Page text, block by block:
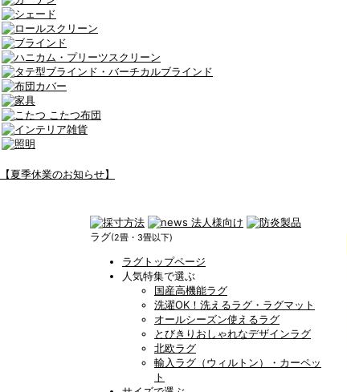
【夏季休業のお知らせ】
ラグ(2畳・3畳以下)
ラグトップページ
人気特集で選ぶ
国産高機能ラグ
洗濯OK！洗えるラグ・ラグマット
オールシーズン使えるラグ
とびきりおしゃれなデザインラグ
北欧ラグ
輸入ラグ（ウィルトン）・カーペッ
ト